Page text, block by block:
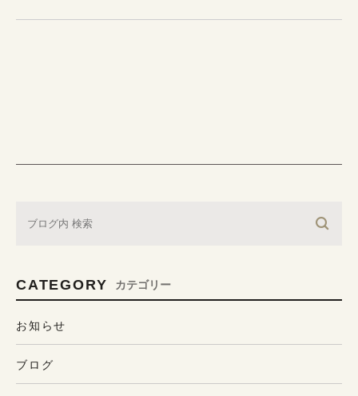
CATEGORY カテゴリー
お知らせ
ブログ